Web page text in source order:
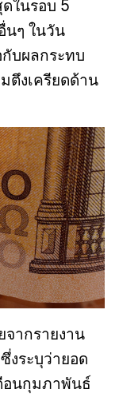
ในรอบ 5
นๆ ในวัน
บผลกระทบ
ตึงเครียดด้าน
จากรายงาน
งระบุว่ายอด
อนกุมภาพันธ์